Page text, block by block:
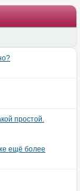
простой.
ещё более